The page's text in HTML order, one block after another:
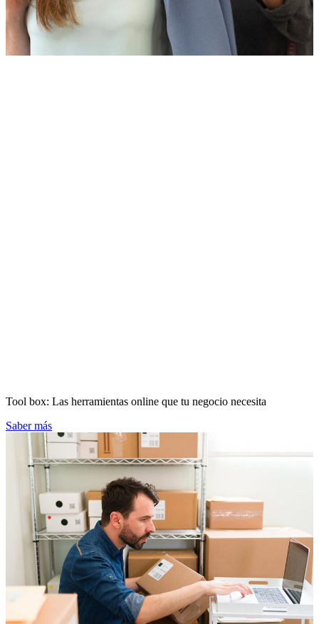
Tool box: Las herramientas online que tu negocio necesita
Saber más